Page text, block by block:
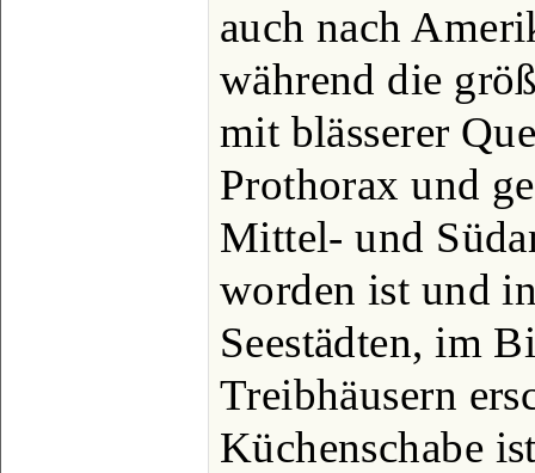
auch nach
während die
mit blässerer
Prothorax und
Mittel- und
worden ist und
Seestädten, im
Treibhäusern
Küchenschabe